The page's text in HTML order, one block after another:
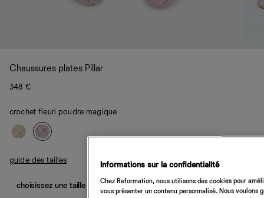
Chaussures plates Pillar
348 €
crochet fleuri poudre magique
guide des tailles
choisissez une taille
Informations sur la confidentialité
Chez Reformation, nous utilisons des cookies pour
vous présenter un contenu personnalisé. Nous